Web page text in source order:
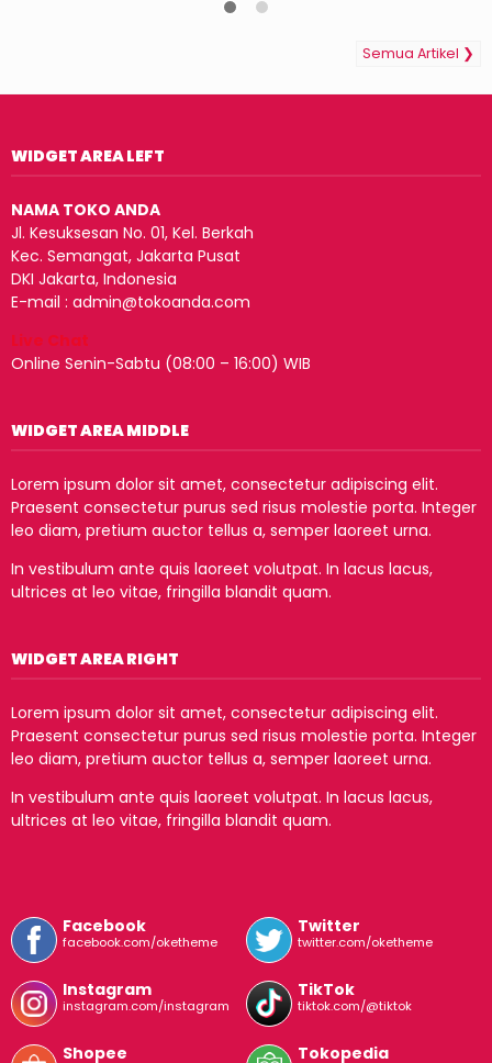
Semua Artikel ❯
WIDGET AREA LEFT
NAMA TOKO ANDA
Jl. Kesuksesan No. 01, Kel. Berkah
Kec. Semangat, Jakarta Pusat
DKI Jakarta, Indonesia
E-mail : admin@tokoanda.com
Live Chat
Online Senin-Sabtu (08:00 – 16:00) WIB
WIDGET AREA MIDDLE
Lorem ipsum dolor sit amet, consectetur adipiscing elit.
Praesent consectetur purus sed risus molestie porta. Integer
leo diam, pretium auctor tellus a, semper laoreet urna.
In vestibulum ante quis laoreet volutpat. In lacus lacus,
ultrices at leo vitae, fringilla blandit quam.
WIDGET AREA RIGHT
Lorem ipsum dolor sit amet, consectetur adipiscing elit.
Praesent consectetur purus sed risus molestie porta. Integer
leo diam, pretium auctor tellus a, semper laoreet urna.
In vestibulum ante quis laoreet volutpat. In lacus lacus,
ultrices at leo vitae, fringilla blandit quam.
Facebook
facebook.com/oketheme
Twitter
twitter.com/oketheme
Instagram
instagram.com/instagram
TikTok
tiktok.com/@tiktok
Shopee Tokopedia